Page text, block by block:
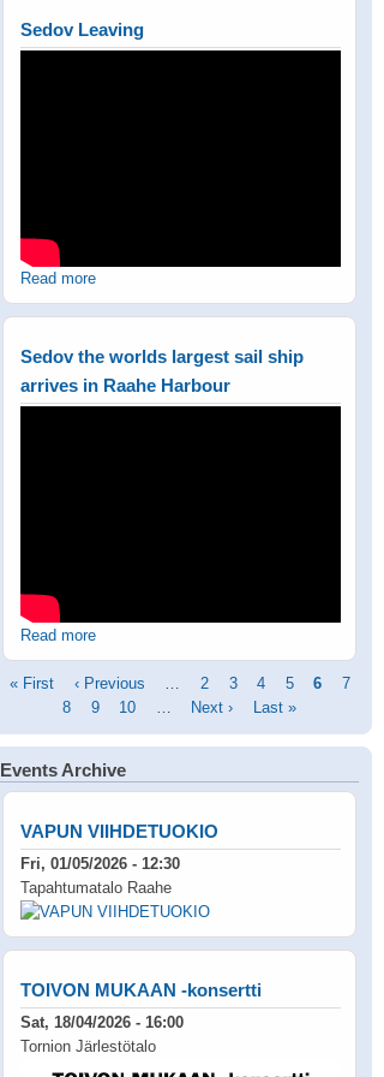
Sedov Leaving
Read more
Sedov the worlds largest sail ship
arrives in Raahe Harbour
Read more
Pagination
First
« First
Previous
page
‹ Previous … Page
2 Page
3 Page
4 Page
5
Current
6 Page
7
Page
8 Page
9 Page
10 …
Next
page
Next ›
Last
page
Last »
Events Archive
VAPUN VIIHDETUOKIO
Fri, 01/05/2026 - 12:30
Tapahtumatalo Raahe
TOIVON MUKAAN -konsertti
Sat, 18/04/2026 - 16:00
Tornion Järlestötalo